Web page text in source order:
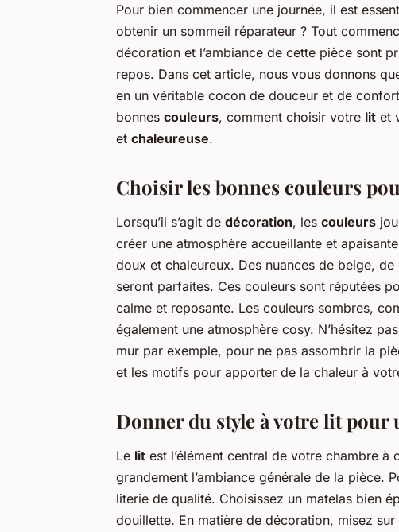
Pour bien commencer une journée, il est
obtenir un sommeil réparateur ? Tout
décoration et l’ambiance de cette pièce sont
repos. Dans cet article, nous vous donnons
en un véritable cocon de douceur et de
bonnes couleurs, comment choisir votre lit et
et chaleureuse.
Choisir les bonnes couleurs
Lorsqu’il s’agit de décoration, les couleurs
créer une atmosphère accueillante et
doux et chaleureux. Des nuances de beige,
seront parfaites. Ces couleurs sont réputées
calme et reposante. Les couleurs sombres,
également une atmosphère cosy. N’hésitez
mur par exemple, pour ne pas assombrir la
et les motifs pour apporter de la chaleur à
Donner du style à votre lit pour
Le lit est l’élément central de votre chambre
grandement l’ambiance générale de la pièce.
literie de qualité. Choisissez un matelas bien
douillette. En matière de décoration, misez